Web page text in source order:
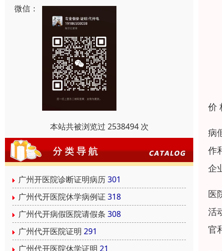
微信：
本站共被浏览过 2538494 次
广州开医院诊断证明病历301
广州代开医院休学病例证 318
广州代开病假医院请假条 308
广州代开医院证明 291
广州代开医院休学证明 21
价
病
作
企
医
活
官